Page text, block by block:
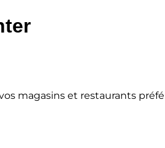
magasins et restaurants